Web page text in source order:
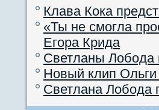
Клава Кока
«Ты не смогла
Егора Крида
Светланы Лобода
Новый клип
Светлана Лобода